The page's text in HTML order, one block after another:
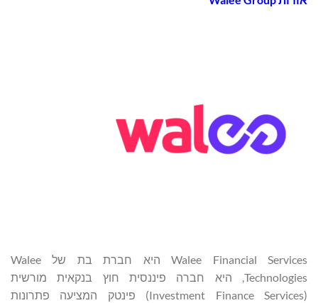
Walee Financial Services היא חברת בת של Walee
Technologies, היא חברה פיננסית חוץ בנקאית מורשית
(Investment Finance Services) פינטק המציעה פתרונות